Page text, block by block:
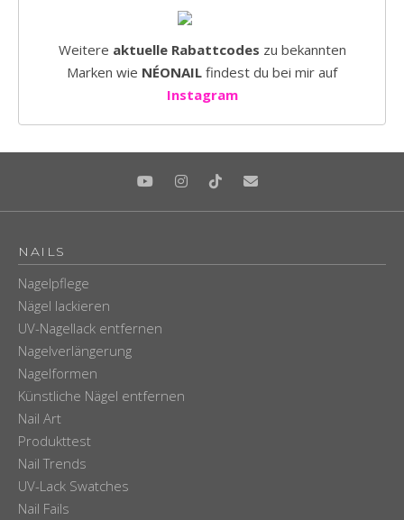
Weitere aktuelle Rabattcodes zu bekannten
Marken wie NÉONAIL findest du bei mir auf
Instagram
NAILS
Nagelpflege
Nägel lackieren
UV-Nagellack entfernen
Nagelverlängerung
Nagelformen
Künstliche Nägel entfernen
Nail Art
Produkttest
Nail Trends
UV-Lack Swatches
Nail Fails